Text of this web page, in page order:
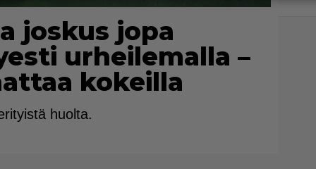
joskus jopa
urheilemalla –
kokeilla
huolta.